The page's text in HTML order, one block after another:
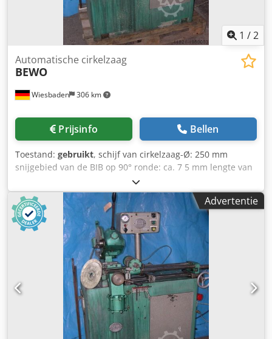
weergegeven prijs is exclusief btw (Tenzij anders vermeld)
1 /2
Wiesbaden 306 km
Automatische cirkelzaag
BEWO
Prijsinfo Bellen
Toestand: gebruikt, schijf van cirkelzaag-Ø: 250 mm
snijgebied van de BIB op 90° ronde: ca. 7 5 mm lengte van
de haren: 500 mm elektrische aansluiting: 380 V zagen
rijden: 0,75/1,1 kW ruimte nodig: 1700/2100 x 900 x 1440
mm gewicht: 355 kg Cedjb N Ehdspfx Ag Heha Advertentie